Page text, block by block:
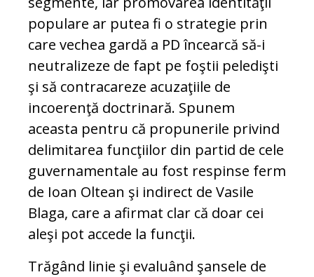
populare ar putea fi o strategie prin
care vechea gardă a PD încearcă să-i
neutralizeze de fapt pe foştii peledişti
şi să contracareze acuzaţiile de
incoerenţă doctrinară. Spunem
aceasta pentru că propunerile privind
delimitarea funcţiilor din partid de cele
guvernamentale au fost respinse ferm
de Ioan Oltean şi indirect de Vasile
Blaga, care a afirmat clar că doar cei
aleşi pot accede la funcţii.
Trăgând linie şi evaluând şansele de